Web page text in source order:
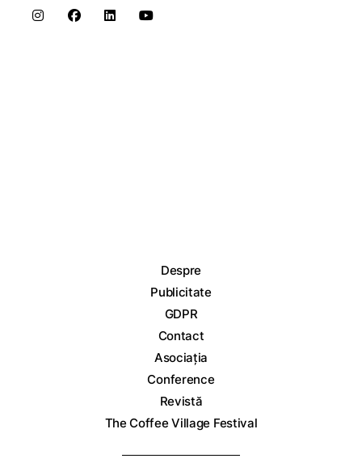
Despre
Publicitate
GDPR
Contact
Asociația
Conference
Revistă
The Coffee Village Festival